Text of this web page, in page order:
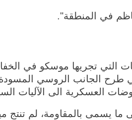
في المنطقة".
التي تجريها موسكو في
طرح الجانب الروسي
العسكرية الى الآليات
ما يسمى بالمقاومة، لم